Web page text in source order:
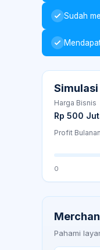
Sudah
Simulasi
Harga Bisnis
Rp 500
Profit Bulanan
0
Pahami